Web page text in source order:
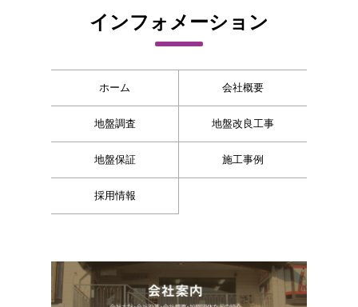
インフォメーション
ホーム 会社概要
地盤調査 地盤改良工事
地盤保証 施工事例
採用情報